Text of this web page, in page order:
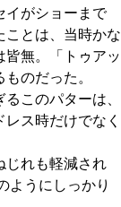
イがショーまで
ことは、当時かな
皆無。「トゥアッ
のだった。
このパターは、
ス時だけでなく
じれも軽減され
ようにしっかり